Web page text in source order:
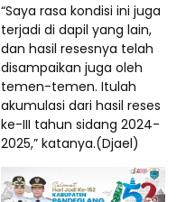
“Saya rasa kondisi ini juga
terjadi di dapil yang lain,
dan hasil resesnya telah
disampaikan juga oleh
temen-temen. Itulah
akumulasi dari hasil reses
ke-III tahun sidang 2024-
2025,” katanya.(Djael)